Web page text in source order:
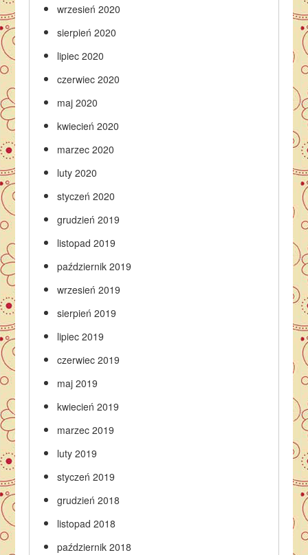
wrzesień 2020
sierpień 2020
lipiec 2020
czerwiec 2020
maj 2020
kwiecień 2020
marzec 2020
luty 2020
styczeń 2020
grudzień 2019
listopad 2019
październik 2019
wrzesień 2019
sierpień 2019
lipiec 2019
czerwiec 2019
maj 2019
kwiecień 2019
marzec 2019
luty 2019
styczeń 2019
grudzień 2018
listopad 2018
październik 2018